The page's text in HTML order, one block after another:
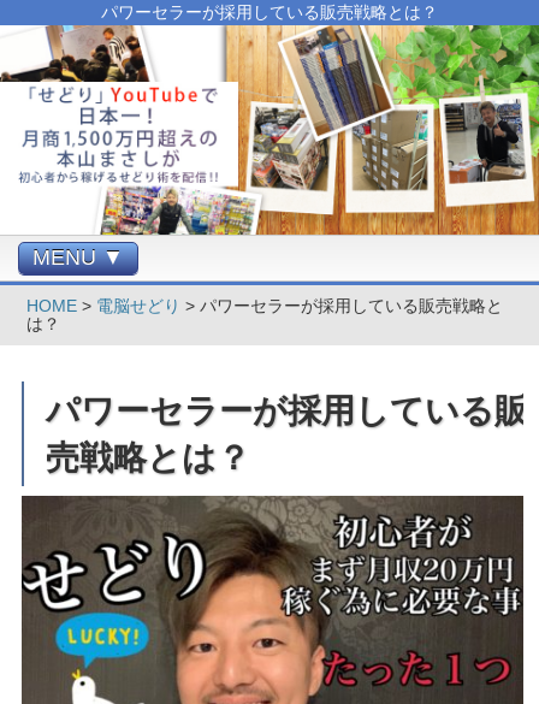
パワーセラーが採用している販売戦略とは？
MENU ▼
HOME > 電脳せどり >パワーセラーが採用している販売戦略と
は？
パワーセラーが採用している販
売戦略とは？